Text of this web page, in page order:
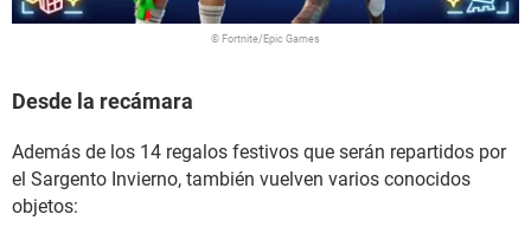
© Fortnite/Epic Games
Desde la recámara
Además de los 14 regalos festivos que serán repartidos por
el Sargento Invierno, también vuelven varios conocidos
objetos: